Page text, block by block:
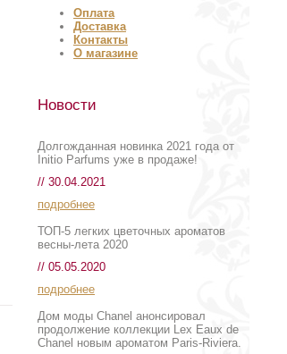
Оплата
Доставка
Контакты
О магазине
Новости
Долгожданная новинка 2021 года от
Initio Parfums уже в продаже!
// 30.04.2021
подробнее
ТОП-5 легких цветочных ароматов
весны-лета 2020
// 05.05.2020
подробнее
Дом моды Chanel анонсировал
продолжение коллекции Lex Eaux de
Chanel новым ароматом Paris-Riviera.